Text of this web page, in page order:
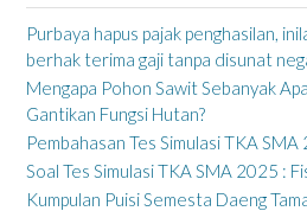
Purbaya hapus pajak penghasilan,
berhak terima gaji tanpa disunat
Mengapa Pohon Sawit Sebanyak
Gantikan Fungsi Hutan?
Pembahasan Tes Simulasi TKA SMA
Soal Tes Simulasi TKA SMA 2025 :
Kumpulan Puisi Semesta Daeng